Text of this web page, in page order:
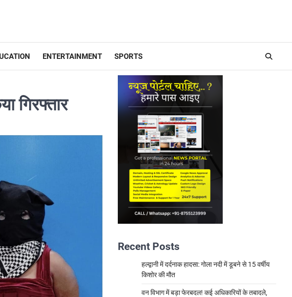
ENTERTAINMENT SPORTS
गिरफ्तार
Recent Posts
हल्द्वानी में दर्दनाक हादसा: गोला नदी में डूबने से 15 वर्षीय
किशोर की मौत
वन विभाग में बड़ा फेरबदल! कई अधिकारियों के तबादले,